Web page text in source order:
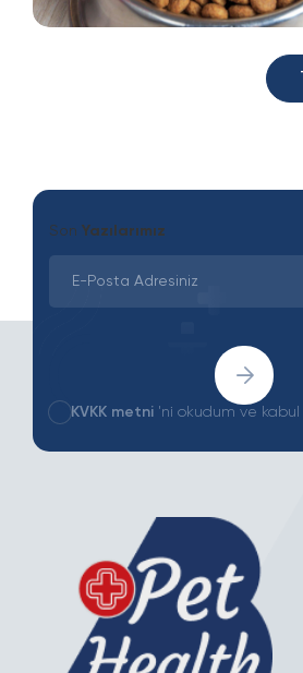
Son Yazılarımız
KVKK metni 'ni okudum ve kabul